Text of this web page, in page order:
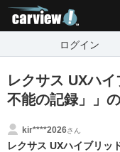
ログイン
レクサス UXハ
不能の記録」」
kir****2026さん
レクサス UXハイブリッ